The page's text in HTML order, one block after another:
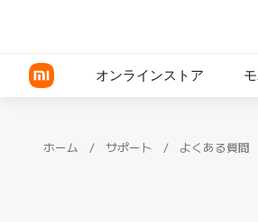
オンラインストア
ホーム / サポート / よくある質問